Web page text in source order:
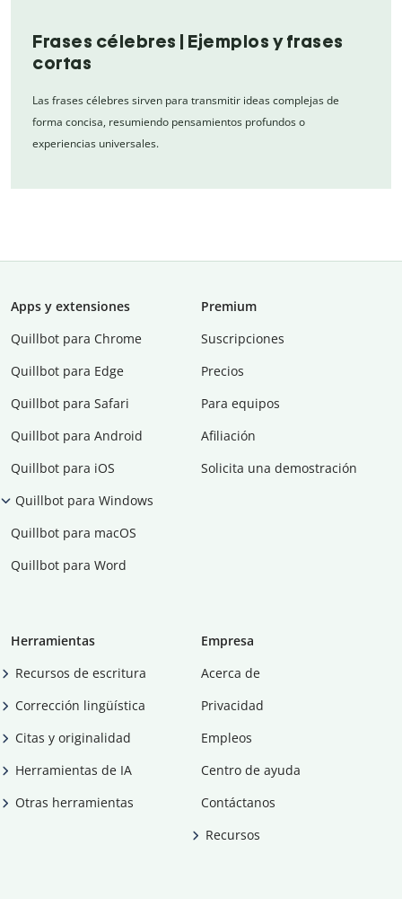
Frases célebres | Ejemplos y frases
cortas
Las frases célebres sirven para transmitir ideas complejas de
forma concisa, resumiendo pensamientos profundos o
experiencias universales.
Apps y extensiones
Quillbot para Chrome
Quillbot para Edge
Quillbot para Safari
Quillbot para Android
Quillbot para iOS
Quillbot para Windows
Quillbot para macOS
Quillbot para Word
Premium
Suscripciones
Precios
Para equipos
Afiliación
Solicita una demostración
Herramientas
Recursos de escritura
Corrección lingüística
Citas y originalidad
Herramientas de IA
Otras herramientas
Empresa
Acerca de
Privacidad
Empleos
Centro de ayuda
Contáctanos
Recursos